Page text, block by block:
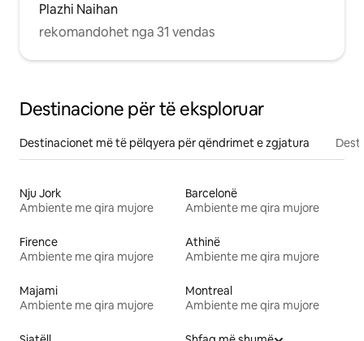
Plazhi Naihan
rekomandohet nga 31 vendas
Destinacione për të eksploruar
Destinacionet më të pëlqyera për qëndrimet e zgjatura
Nju Jork
Ambiente me qira mujore
Barcelonë
Ambiente me qira mujore
Firence
Ambiente me qira mujore
Athinë
Ambiente me qira mujore
Majami
Ambiente me qira mujore
Montreal
Ambiente me qira mujore